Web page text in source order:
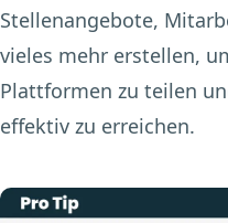
Stellenangebote,
vieles mehr erstellen,
Plattformen zu teilen
effektiv zu erreichen.